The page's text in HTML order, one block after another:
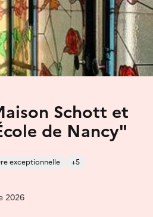
Schott et
de Nancy"
exceptionnelle +5
2026